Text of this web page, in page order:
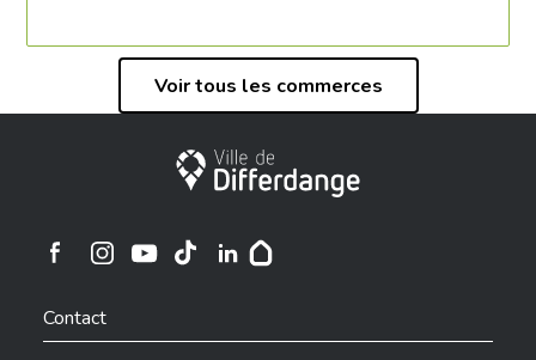
Voir tous les commerces
Ville de Differdange
Ville de Differdange sur Instagram
Contact